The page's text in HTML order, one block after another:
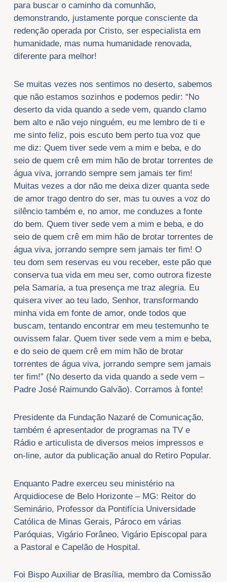
para buscar o caminho da comunhão,
demonstrando, justamente porque consciente da
redenção operada por Cristo, ser especialista em
humanidade, mas numa humanidade renovada,
diferente para melhor!
Se muitas vezes nos sentimos no deserto, sabemos
que não estamos sozinhos e podemos pedir: “No
deserto da vida quando a sede vem, quando clamo
bem alto e não vejo ninguém, eu me lembro de ti e
me sinto feliz, pois escuto bem perto tua voz que
me diz: Quem tiver sede vem a mim e beba, e do
seio de quem crê em mim hão de brotar torrentes de
água viva, jorrando sempre sem jamais ter fim!
Muitas vezes a dor não me deixa dizer quanta sede
de amor trago dentro do ser, mas tu ouves a voz do
silêncio também e, no amor, me conduzes a fonte
do bem. Quem tiver sede vem a mim e beba, e do
seio de quem crê em mim hão de brotar torrentes de
água viva, jorrando sempre sem jamais ter fim! O
teu dom sem reservas eu vou receber, este pão que
conserva tua vida em meu ser, como outrora fizeste
pela Samaria, a tua presença me traz alegria. Eu
quisera viver ao teu lado, Senhor, transformando
minha vida em fonte de amor, onde todos que
buscam, tentando encontrar em meu testemunho te
ouvissem falar. Quem tiver sede vem a mim e beba,
e do seio de quem crê em mim hão de brotar
torrentes de água viva, jorrando sempre sem jamais
ter fim!” (No deserto da vida quando a sede vem –
Padre José Raimundo Galvão). Corramos à fonte!
Presidente da Fundação Nazaré de Comunicação,
também é apresentador de programas na TV e
Rádio e articulista de diversos meios impressos e
on-line, autor da publicação anual do Retiro Popular.
Enquanto Padre exerceu seu ministério na
Arquidiocese de Belo Horizonte – MG: Reitor do
Seminário, Professor da Pontifícia Universidade
Católica de Minas Gerais, Pároco em várias
Paróquias, Vigário Forâneo, Vigário Episcopal para
a Pastoral e Capelão de Hospital.
Foi Bispo Auxiliar de Brasília, membro da Comissão